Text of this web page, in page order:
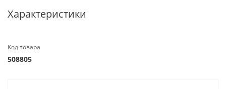
Характеристики
Код товара
508805